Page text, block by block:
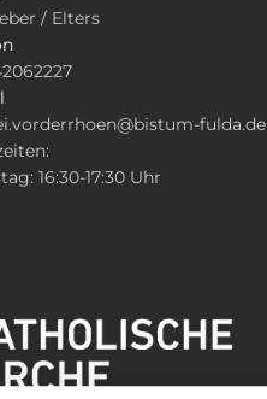
/ Elters
fulda.de
16:30-17:30 Uhr